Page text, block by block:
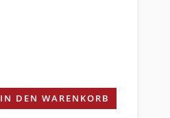
IN DEN WARENKORB